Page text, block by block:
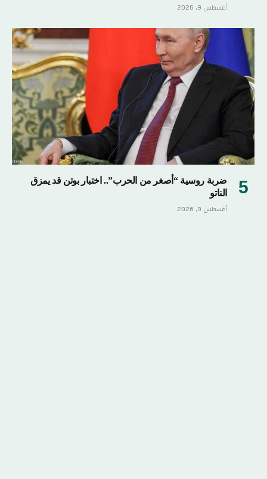
أغسطس 9, 2026
ضربة روسية “أصغر من الحرب”.. اختبار بوتن قد يمزق
الناتو
أغسطس 9, 2026